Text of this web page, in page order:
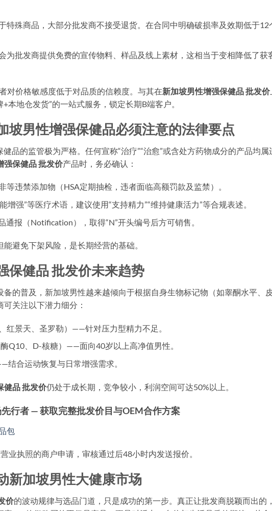
特殊商品，大部分批发商不接受退货。在合同中明确破损率及效期低于12
为批发商提供免费的宣传物料、样品及线上素材，这相当于变相降低了获
对价格敏感度低于对品质的信赖度。与其在新加坡男性增强保健品 批发价
本地仓发货”的一站式服务，锁定长期B端客户。
坡男性增强保健品必须注意的法律要点
品的监管极为严格。任何宣称“治疗”“治愈”或含处方药物成分的产品均属
强保健品 批发价产品时，务必确认：
等违禁添加物（HSA定期抽检，违者面临高额罚款及监禁）。
增强”等医疗术语，建议使用“支持精力”“维持健康活力”等合规表述。
通报（Notification），取得“N”开头编号后方可销售。
避免下架风险，是长期经营的基础。
保健品 批发价未来趋势
的普及，新加坡男性越来越倾向于根据自身生物标记物（如睾酮水平、
关注以下潜力细分：
红景天、圣罗勒）——针对压力型精力不足。
Q10、D-核糖）——面向40岁以上高净值男性。
结合运动恢复与日常增强需求。
健品 批发价仍处于成长期，竞争较小，利润空间可达50%以上。
行者 — 获取完整批发价目与OEM合作方案
包
业执照的商户申请，审核通过后48小时内发送报价。
新加坡男性大健康市场
价的波动规律与选品门道，只是成功的第一步。真正让批发商脱颖而出的